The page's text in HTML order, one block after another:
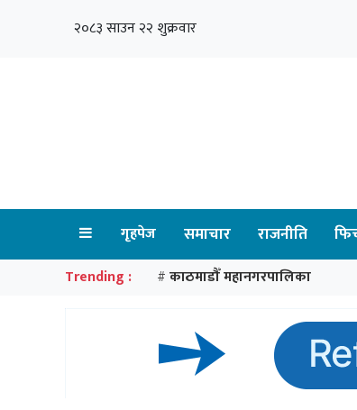
२०८३ साउन २२ शुक्रवार
गृहपेज समाचार राजनीति
Trending : # काठमाडौँ महानगरपालिका